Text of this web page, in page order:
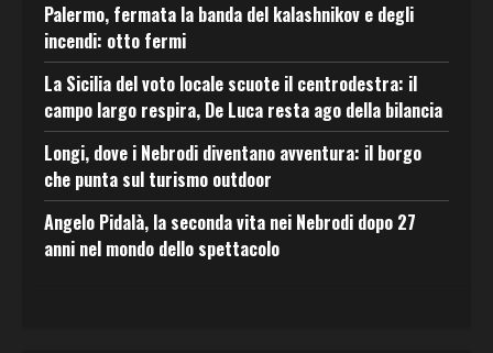
Palermo, fermata la banda del kalashnikov e degli
incendi: otto fermi
La Sicilia del voto locale scuote il centrodestra: il
campo largo respira, De Luca resta ago della bilancia
Longi, dove i Nebrodi diventano avventura: il borgo
che punta sul turismo outdoor
Angelo Pidalà, la seconda vita nei Nebrodi dopo 27
anni nel mondo dello spettacolo